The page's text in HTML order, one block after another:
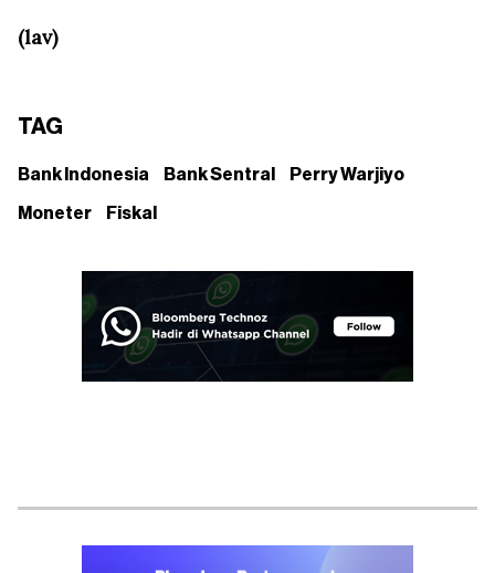
(lav)
TAG
Bank Indonesia Bank Sentral Perry Warjiyo
Moneter Fiskal